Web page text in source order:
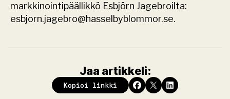
markkinointipäällikkö Esbjörn Jagebroilta:
esbjorn.jagebro@hasselbyblommor.se.
Jaa artikkeli:
Kopioi linkki